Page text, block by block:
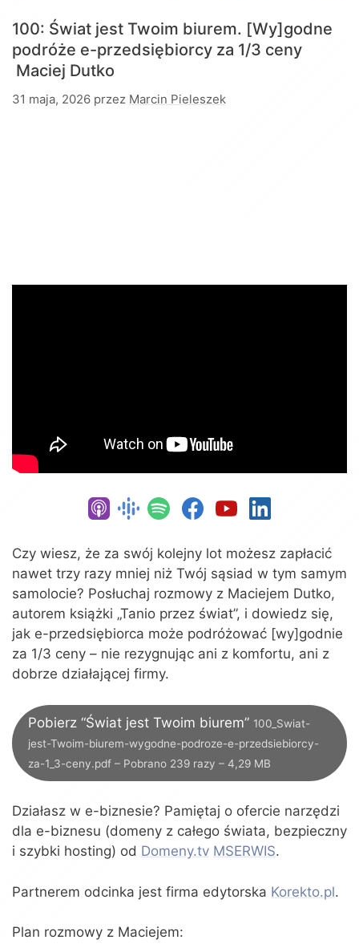
100: Świat jest Twoim biurem. [Wy]godne
podróże e-przedsiębiorcy za 1/3 ceny
Maciej Dutko
31 maja, 2026 przez Marcin Pieleszek
Czy wiesz, że za swój kolejny lot możesz zapłacić
nawet trzy razy mniej niż Twój sąsiad w tym samym
samolocie? Posłuchaj rozmowy z Maciejem Dutko,
autorem książki „Tanio przez świat”, i dowiedz się,
jak e-przedsiębiorca może podróżować [wy]godnie
za 1/3 ceny – nie rezygnując ani z komfortu, ani z
dobrze działającej firmy.
Pobierz “Świat jest Twoim biurem” 100_Swiat-
jest-Twoim-biurem-wygodne-podroze-e-przedsiebiorcy-
za-1_3-ceny.pdf – Pobrano 239 razy – 4,29 MB
Działasz w e-biznesie? Pamiętaj o ofercie narzędzi
dla e-biznesu (domeny z całego świata, bezpieczny
i szybki hosting) od Domeny.tv MSERWIS.
Partnerem odcinka jest firma edytorska Korekto.pl.
Plan rozmowy z Maciejem: